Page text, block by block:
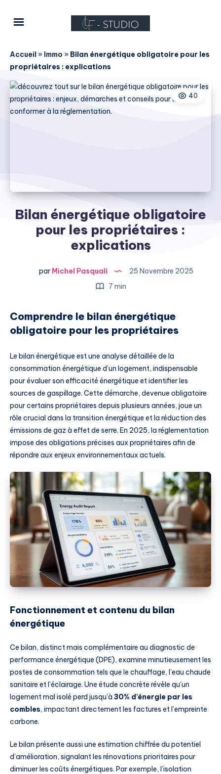
Accueil » Immo » Bilan énergétique obligatoire pour les
propriétaires : explications
40
Bilan énergétique obligatoire
pour les propriétaires :
explications
par Michel Pasquali
25 Novembre 2025
7 min
Comprendre le bilan énergétique
obligatoire pour les propriétaires
Le bilan énergétique est une analyse détaillée de la
consommation énergétique d’un logement, indispensable
pour évaluer son efficacité énergétique et identifier les
sources de gaspillage. Cette démarche, devenue obligatoire
pour certains propriétaires depuis plusieurs années, joue un
rôle crucial dans la transition énergétique et la réduction des
émissions de gaz à effet de serre. En 2025, la réglementation
impose des obligations précises aux propriétaires afin de
répondre aux enjeux environnementaux actuels.
Fonctionnement et contenu du bilan
énergétique
Ce bilan, distinct mais complémentaire au diagnostic de
performance énergétique (DPE), examine minutieusement les
postes de consommation tels que le chauffage, l’eau chaude
sanitaire et l’éclairage. Une étude concrète révèle qu’un
logement mal isolé perd jusqu’à 30% d’énergie par les
combles, impactant directement les factures et l’empreinte
carbone.
Le bilan présente aussi une estimation chiffrée du potentiel
d’amélioration, signalant les rénovations prioritaires pour
diminuer les coûts énergétiques. Par exemple, l’isolation